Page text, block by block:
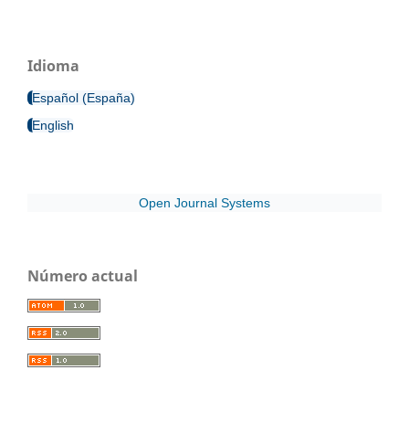
Idioma
Español (España)
English
Open Journal Systems
Número actual